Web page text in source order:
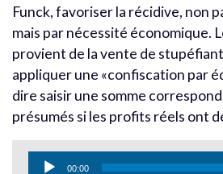
Funck, favoriser la récidive, non
mais par nécessité économique.
provient de la vente de
appliquer une «confiscation par
dire saisir une somme
présumés si les profits réels ont
Lecteur
00:00